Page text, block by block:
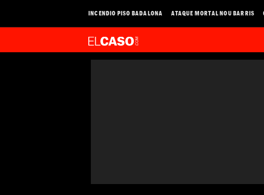
INCENDIO PISO BADALONA ATAQUE MORTAL NOU BARRIS